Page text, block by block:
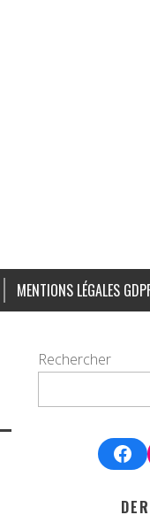
MENTIONS LÉGALES
Rechercher